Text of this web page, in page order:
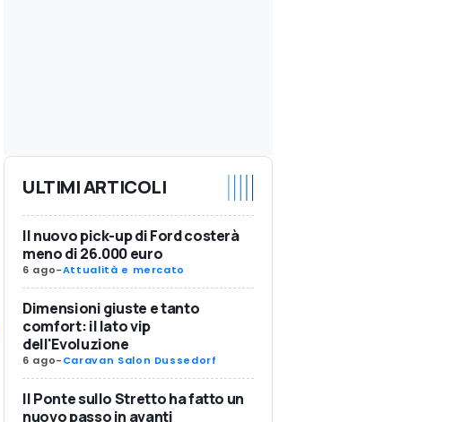
ULTIMI ARTICOLI
Il nuovo pick-up di Ford costerà
meno di 26.000 euro
6 ago-Attualità e mercato
Dimensioni giuste e tanto
comfort: il lato vip
dell'Evoluzione
6 ago-Caravan Salon Dussedorf
Il Ponte sullo Stretto ha fatto un
nuovo passo in avanti